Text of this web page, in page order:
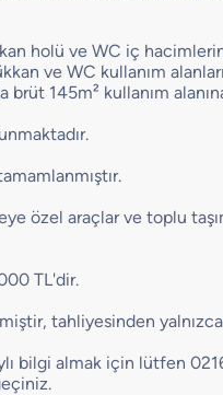
holü ve WC iç
ve WC kullanım
brüt 145m² kullanım
özel araçlar ve toplu
TL'dir.
tahliyesinden yalnızca
bilgi almak için lütfen